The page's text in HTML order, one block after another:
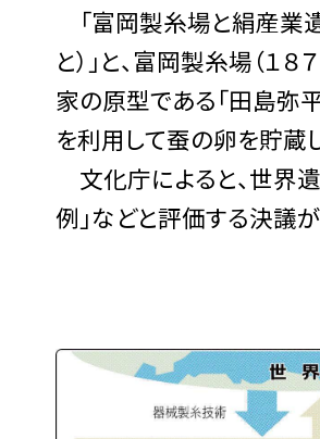
「富岡製糸場と絹産業
と）」と、富岡製糸場（１
家の原型である「田島弥平
を利用して蚕の卵を貯蔵し
文化庁によると、世界
例」などと評価する決議